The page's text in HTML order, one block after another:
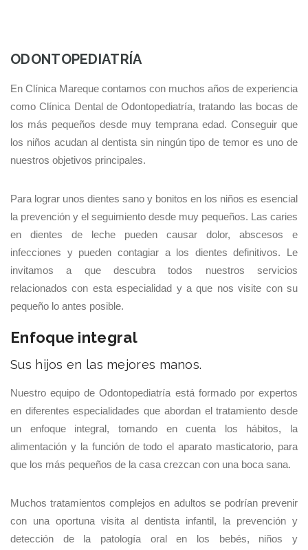
ODONTOPEDIATRÍA
En Clínica Mareque contamos con muchos años de experiencia
como Clínica Dental de Odontopediatría, tratando las bocas de
los más pequeños desde muy temprana edad. Conseguir que
los niños acudan al dentista sin ningún tipo de temor es uno de
nuestros objetivos principales.
Para lograr unos dientes sano y bonitos en los niños es esencial
la prevención y el seguimiento desde muy pequeños. Las caries
en dientes de leche pueden causar dolor, abscesos e
infecciones y pueden contagiar a los dientes definitivos. Le
invitamos a que descubra todos nuestros servicios
relacionados con esta especialidad y a que nos visite con su
pequeño lo antes posible.
Enfoque integral
Sus hijos en las mejores manos.
Nuestro equipo de Odontopediatría está formado por expertos
en diferentes especialidades que abordan el tratamiento desde
un enfoque integral, tomando en cuenta los hábitos, la
alimentación y la función de todo el aparato masticatorio, para
que los más pequeños de la casa crezcan con una boca sana.
Muchos tratamientos complejos en adultos se podrían prevenir
con una oportuna visita al dentista infantil, la prevención y
detección de la patología oral en los bebés, niños y